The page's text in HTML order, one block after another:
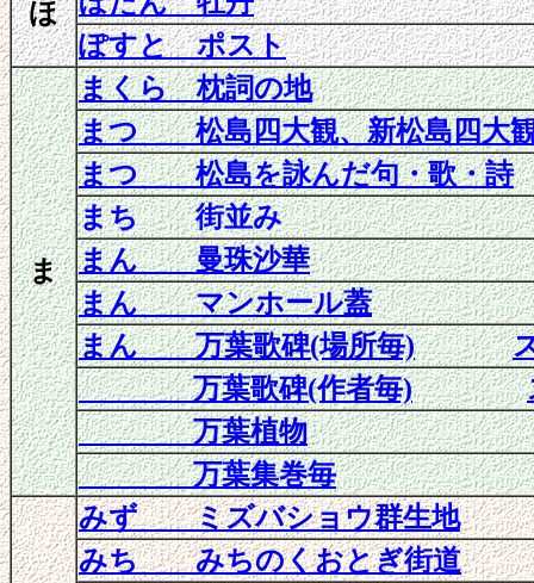
ほ
ぽすと ポスト
ま
まくら 枕詞の地
まつ 松島四大観、新松島四大観
まつ 松島を詠んだ句・歌・詩
まち 街並み
まん 曼珠沙華
まんマンホール蓋
まん 万葉歌碑(場所毎)
万葉歌碑(作者毎)
万葉植物
万葉集巻毎
みず ミズバショウ群生地
みち みちのくおとぎ街道